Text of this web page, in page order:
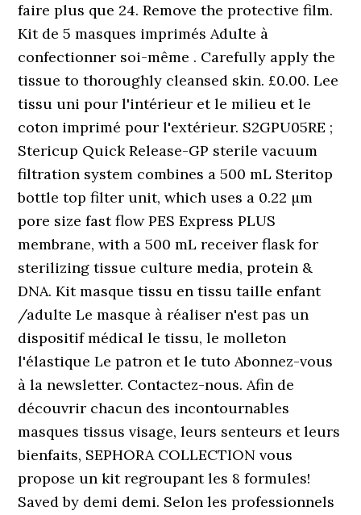
faire plus que 24. Remove the protective film.
Kit de 5 masques imprimés Adulte à
confectionner soi-même . Carefully apply the
tissue to thoroughly cleansed skin. £0.00. Lee
tissu uni pour l'intérieur et le milieu et le
coton imprimé pour l'extérieur. S2GPU05RE ;
Stericup Quick Release-GP sterile vacuum
filtration system combines a 500 mL Steritop
bottle top filter unit, which uses a 0.22 µm
pore size fast flow PES Express PLUS
membrane, with a 500 mL receiver flask for
sterilizing tissue culture media, protein &
DNA. Kit masque tissu en tissu taille enfant
/adulte Le masque à réaliser n'est pas un
dispositif médical le tissu, le molleton
l'élastique Le patron et le tuto Abonnez-vous
à la newsletter. Contactez-nous. Afin de
découvrir chacun des incontournables
masques tissus visage, leurs senteurs et leurs
bienfaits, SEPHORA COLLECTION vous
propose un kit regroupant les 8 formules!
Saved by demi demi. Selon les professionnels